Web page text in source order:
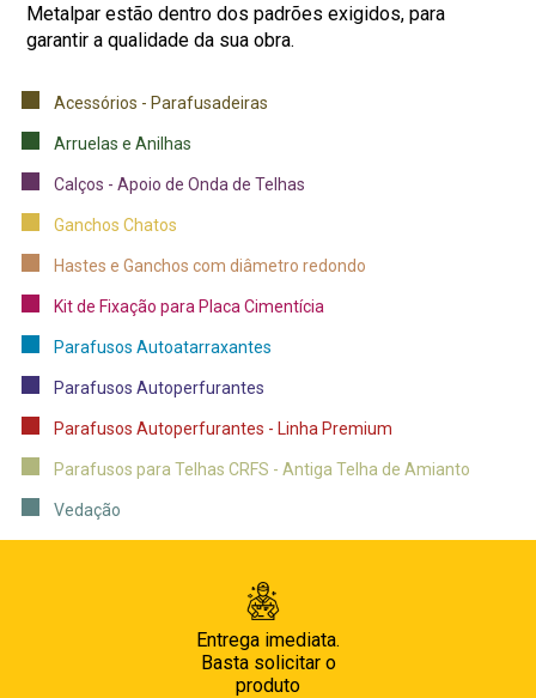
Metalpar estão dentro dos padrões exigidos, para
garantir a qualidade da sua obra.
Acessórios - Parafusadeiras
Arruelas e Anilhas
Calços - Apoio de Onda de Telhas
Ganchos Chatos
Hastes e Ganchos com diâmetro redondo
Kit de Fixação para Placa Cimentícia
Parafusos Autoatarraxantes
Parafusos Autoperfurantes
Parafusos Autoperfurantes - Linha Premium
Parafusos para Telhas CRFS - Antiga Telha de Amianto
Vedação
Entrega imediata.
Basta solicitar o
produto